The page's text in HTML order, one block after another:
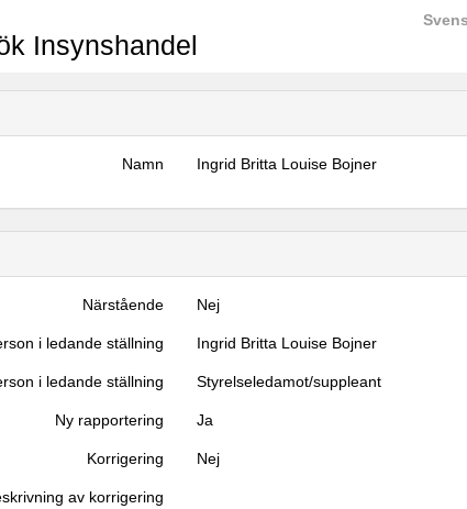
Insynshandel
Namn Ingrid Britta Louise Bojner
Närstående Nej
i ledande ställning Ingrid Britta Louise Bojner
i ledande ställning Styrelseledamot/suppleant
Ny rapportering Ja
Korrigering Nej
av korrigering